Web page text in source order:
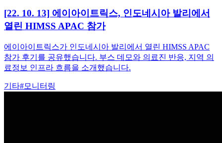
[22. 10. 13] 에이아이트릭스, 인도네시아 발리에서
열린 HIMSS APAC 참가
에이아이트릭스가 인도네시아 발리에서 열린 HIMSS APAC
참가 후기를 공유했습니다. 부스 데모와 의료진 반응, 지역 의
료정보 인프라 흐름을 소개했습니다.
기타#모니터링